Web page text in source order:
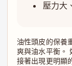
壓力大
油性頭皮的保養
爽與油水平衡。
接著出現更明顯